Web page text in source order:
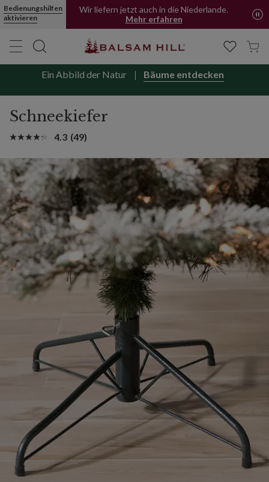
Bedienungshilfen
aktivieren
Wir liefern jetzt auch in die Niederlande.
Mehr erfahren
Ein Abbild der Natur Bäume entdecken
Schneekiefer
4.3 (49)